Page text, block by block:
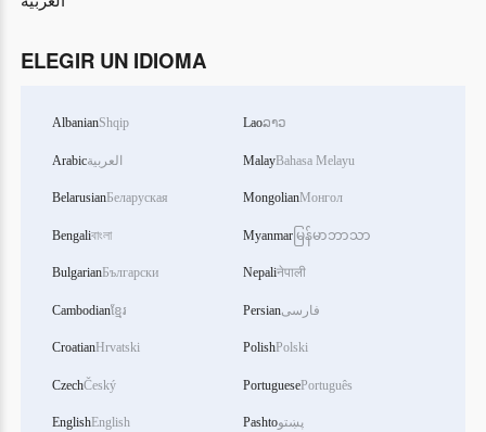
ELEGIR UN IDIOMA
AlbanianShqip
Arabicالعربية
BelarusianБеларуская
Bengaliবাংলা
BulgarianБългарски
Cambodianខ្មែរ
CroatianHrvatski
CzechČeský
EnglishEnglish
Laoລາວ
MalayBahasa Melayu
MongolianМонгол
Myanmar မြန်မာဘာသာ
Nepaliनेपाली
Persianفارسی
PolishPolski
PortuguesePortuguês
Pashtoپښتو